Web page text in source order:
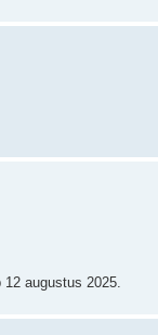
augustus 2025.